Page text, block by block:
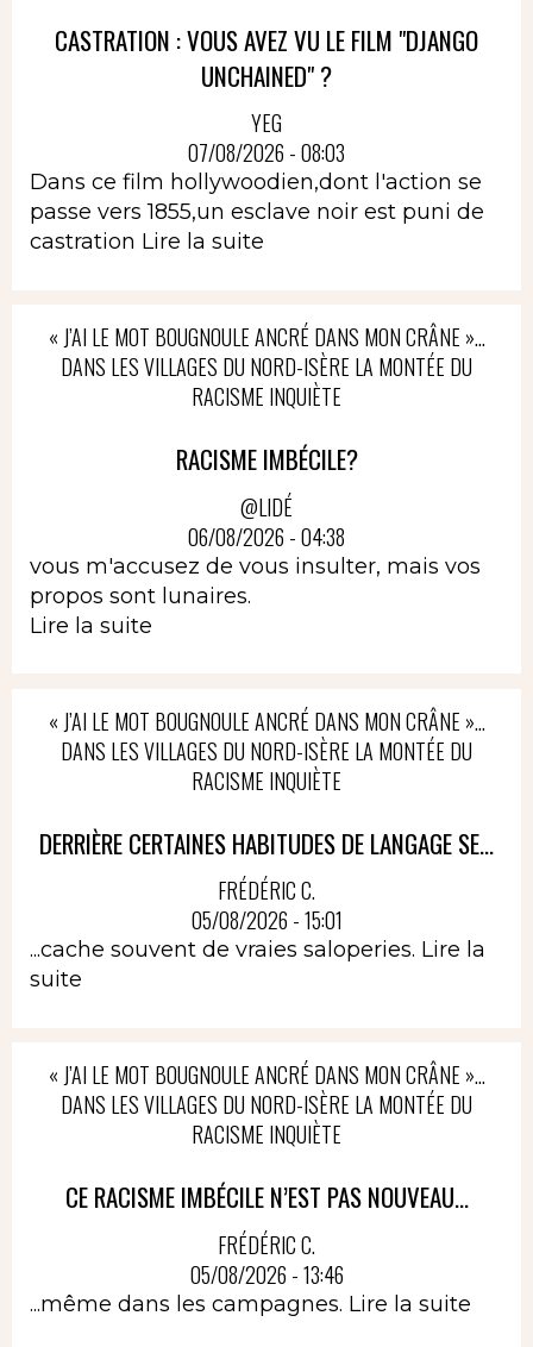
CASTRATION : VOUS AVEZ VU LE FILM "DJANGO
UNCHAINED" ?
YEG
07/08/2026 - 08:03
Dans ce film hollywoodien,dont l'action se
passe vers 1855,un esclave noir est puni de
castration Lire la suite
« J’AI LE MOT BOUGNOULE ANCRÉ DANS MON CRÂNE »…
DANS LES VILLAGES DU NORD-ISÈRE LA MONTÉE DU
RACISME INQUIÈTE
RACISME IMBÉCILE?
@LIDÉ
06/08/2026 - 04:38
vous m'accusez de vous insulter, mais vos
propos sont lunaires.
Lire la suite
« J’AI LE MOT BOUGNOULE ANCRÉ DANS MON CRÂNE »…
DANS LES VILLAGES DU NORD-ISÈRE LA MONTÉE DU
RACISME INQUIÈTE
DERRIÈRE CERTAINES HABITUDES DE LANGAGE SE...
FRÉDÉRIC C.
05/08/2026 - 15:01
...cache souvent de vraies saloperies. Lire la
suite
« J’AI LE MOT BOUGNOULE ANCRÉ DANS MON CRÂNE »…
DANS LES VILLAGES DU NORD-ISÈRE LA MONTÉE DU
RACISME INQUIÈTE
CE RACISME IMBÉCILE N’EST PAS NOUVEAU...
FRÉDÉRIC C.
05/08/2026 - 13:46
...même dans les campagnes. Lire la suite